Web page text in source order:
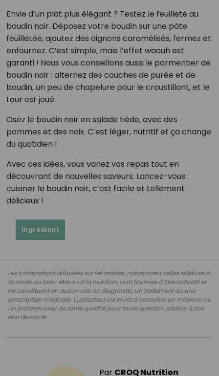
Envie d’un plat plus élégant ? Testez le feuilleté au
boudin noir. Déposez votre boudin sur une pâte
feuilletée, ajoutez des oignons caramélisés, fermez et
enfournez. C’est simple, mais l’effet waouh est
garanti ! Nous vous conseillons aussi le parmentier de
boudin noir : alternez des couches de purée et de
boudin, un peu de chapelure pour le croustillant, et le
tour est joué.
Osez le boudin noir en salade tiède, avec des
pommes et des noix. C’est léger, nutritif et ça change
du quotidien !
Avec ces idées, vous variez vos repas tout en
découvrant de nouvelles saveurs. Lancez-vous :
cuisiner le boudin noir, c’est facile et tellement
délicieux !
Ingrédient
Les informations diffusées sur les articles, notamment celles relatives à
la santé, au bien-être ou à la nutrition, sont fournies à titre indicatif et
ne constituent en aucun cas un diagnostic, un traitement ou une
prescription médicale. L'utilisateur est invité à consulter un médecin ou
un professionnel de santé qualifié pour toute question relative à son
état de santé.
Par CROQ Nutrition